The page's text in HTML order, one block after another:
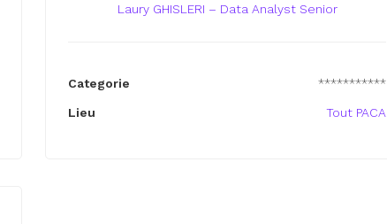
Laury GHISLERI – Data Analyst Senior
Categorie ***********
Lieu Tout PACA